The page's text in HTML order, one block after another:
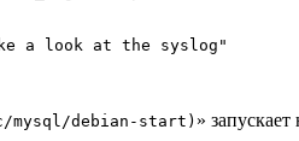
a look at the syslog"
mysql/debian-start) »